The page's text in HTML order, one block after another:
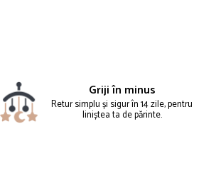
Griji în minus
Retur simplu și sigur în 14 zile, pentru
liniștea ta de părinte.